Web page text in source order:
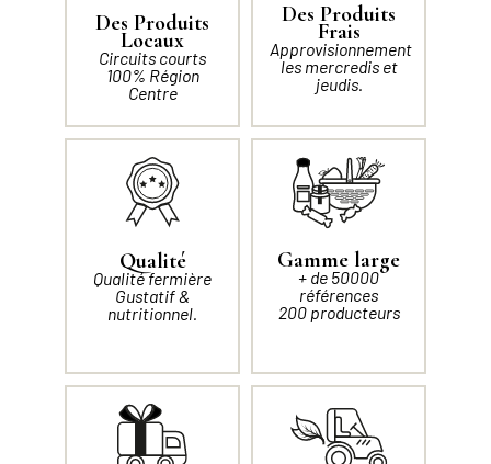
Des Produits
Locaux
Circuits courts
100% Région
Centre
Des Produits
Frais
Approvisionnement
les mercredis et
jeudis.
Qualité
Qualité fermière
Gustatif &
nutritionnel.
Gamme large
+ de 50000
références
200 producteurs